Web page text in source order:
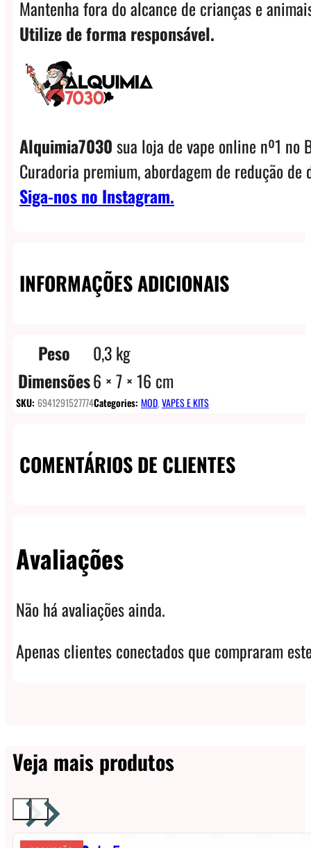
Mantenha fora do alcance de crianças e
Utilize de forma responsável.
Alquimia7030sua loja de vape online nº1 no
Curadoria premium, abordagem de redução
Siga-nos no Instagram.
INFORMAÇÕES ADICIONAIS
Peso
0,3 kg
Dimensões6 × 7 × 16 cm
SKU: 6941291527774Categories: MOD,VAPES E KITS
COMENTÁRIOS DE CLIENTES
Avaliações
Não há avaliações ainda.
Apenas clientes conectados que compraram
Veja mais produtos